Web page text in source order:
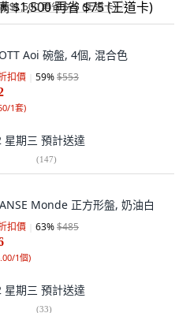
$1,500 再省 $75 (王道卡)
Aoi 碗盤, 4個, 混合色
扣價 59%$553
1套)
星期三 預計送達
(147)
Monde 正方形盤, 奶油白
扣價 63%$485
1個)
星期三 預計送達
(33)